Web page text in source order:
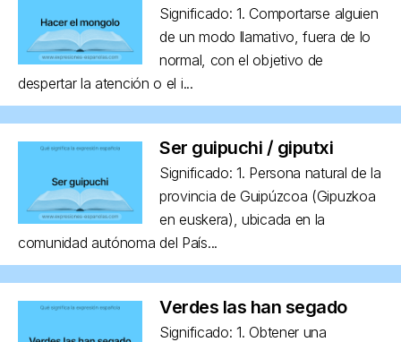
Significado: 1. Comportarse alguien
de un modo llamativo, fuera de lo
normal, con el objetivo de
despertar la atención o el i...
Ser guipuchi / giputxi
Significado: 1. Persona natural de la
provincia de Guipúzcoa (Gipuzkoa
en euskera), ubicada en la
comunidad autónoma del País...
Verdes las han segado
Significado: 1. Obtener una